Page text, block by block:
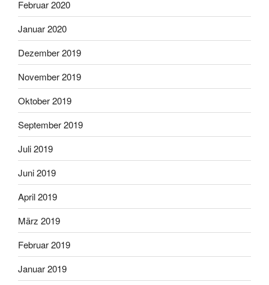
Februar 2020
Januar 2020
Dezember 2019
November 2019
Oktober 2019
September 2019
Juli 2019
Juni 2019
April 2019
März 2019
Februar 2019
Januar 2019